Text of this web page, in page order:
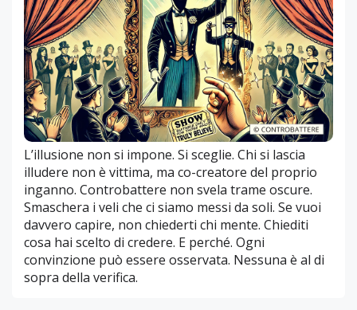
L’illusione non si impone. Si sceglie. Chi si lascia
illudere non è vittima, ma co-creatore del proprio
inganno. Controbattere non svela trame oscure.
Smaschera i veli che ci siamo messi da soli. Se vuoi
davvero capire, non chiederti chi mente. Chiediti
cosa hai scelto di credere. E perché. Ogni
convinzione può essere osservata. Nessuna è al di
sopra della verifica.